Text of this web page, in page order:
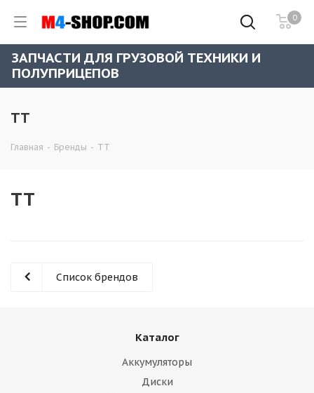
0
ЗАПЧАСТИ ДЛЯ ГРУЗОВОЙ ТЕХНИКИ И
ПОЛУПРИЦЕПОВ
TT
Главная - Бренды - TT
TT
Список брендов
Каталог
Аккумуляторы
Диски